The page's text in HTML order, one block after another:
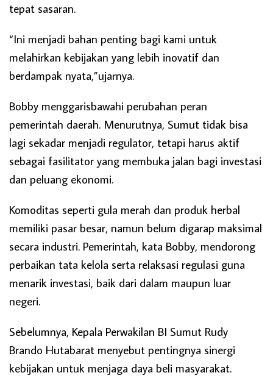
tepat sasaran.
“Ini menjadi bahan penting bagi kami untuk
melahirkan kebijakan yang lebih inovatif dan
berdampak nyata,”ujarnya.
Bobby menggarisbawahi perubahan peran
pemerintah daerah. Menurutnya, Sumut tidak bisa
lagi sekadar menjadi regulator, tetapi harus aktif
sebagai fasilitator yang membuka jalan bagi investasi
dan peluang ekonomi.
Komoditas seperti gula merah dan produk herbal
memiliki pasar besar, namun belum digarap maksimal
secara industri. Pemerintah, kata Bobby, mendorong
perbaikan tata kelola serta relaksasi regulasi guna
menarik investasi, baik dari dalam maupun luar
negeri.
Sebelumnya, Kepala Perwakilan BI Sumut Rudy
Brando Hutabarat menyebut pentingnya sinergi
kebijakan untuk menjaga daya beli masyarakat.